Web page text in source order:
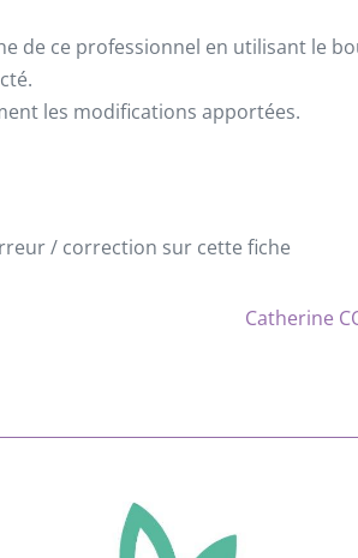
de ce professionnel en utilisant le
les modifications apportées.
/ correction sur cette fiche
Catherine